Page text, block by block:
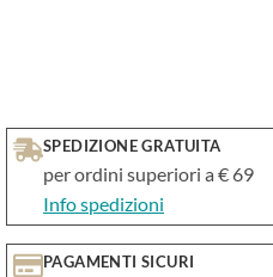
SPEDIZIONE GRATUITA
per ordini superiori a € 69
Info spedizioni
PAGAMENTI SICURI